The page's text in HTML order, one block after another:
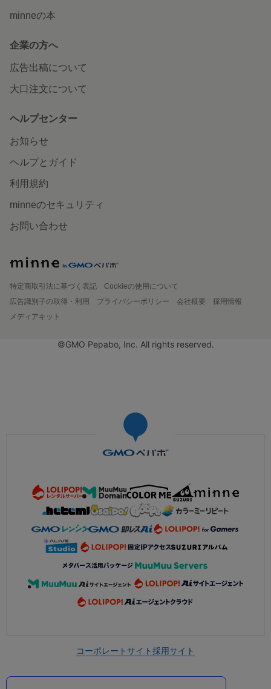
minneの本
企業の方へ
広告出稿について
大口注文について
ヘルプセンター
お知らせ
ヘルプとガイド
利用規約
minneのセキュリティ
お問い合わせ
特定商取引法に基づく表記
Cookieの使用について
広告識別子の取得・利用
プライバシーポリシー 会社概要
採用情報
メディアキット
©GMO Pepabo, Inc. All rights reserved.
コーポレートサイト採用サイト